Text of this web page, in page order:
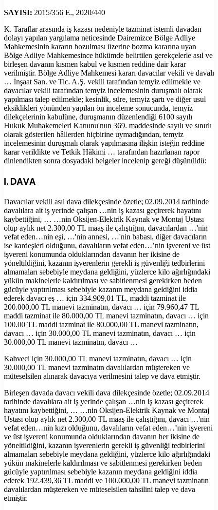
SAYISI: 2015/356 E., 2020/440
K. Taraflar arasında iş kazası nedeniyle tazminat istemli davadan
dolayı yapılan yargılama neticesinde Dairemizce Bölge Adliye
Mahkemesinin kararın bozulması üzerine bozma kararına uyan
Bölge Adliye Mahkemesince hükümde belirtilen gerekçelerle asıl ve
birleşen davanın kısmen kabul ve kısmen reddine dair karar
verilmiştir. Bölge Adliye Mahkemesi kararı davacılar vekili ve davalı
… İnşaat San. ve Tic. A.Ş. vekili tarafından temyiz edilmekle ve
davacılar vekili tarafından temyiz incelemesinin duruşmalı olarak
yapılması talep edilmekle; kesinlik, süre, temyiz şartı ve diğer usul
eksiklikleri yönünden yapılan ön inceleme sonucunda, temyiz
dilekçelerinin kabulüne, duruşmanın düzenlendiği 6100 sayılı
Hukuk Muhakemeleri Kanunu'nun 369. maddesinde sayılı ve sınırlı
olarak gösterilen hâllerden hiçbirine uymadığından, temyiz
incelemesinin duruşmalı olarak yapılmasına ilişkin isteğin reddine
karar verildikte ve Tetkik Hâkimi … tarafından hazırlanan rapor
dinlendikten sonra dosyadaki belgeler incelenip gereği düşünüldü:
I. DAVA
Davacılar vekili asıl dava dilekçesinde özetle; 02.09.2014 tarihinde
davalılara ait iş yerinde çalışan …nin iş kazası geçirerek hayatını
kaybettiğini, … …nin Oksijen-Elektrik Kaynak ve Montaj Ustası
olup aylık net 2.300,00 TL maaş ile çalıştığını, davacılardan …'nin
vefat eden…nin eşi, …'nin annesi, …'nin babası, diğer davacıların
ise kardeşleri olduğunu, davalıların vefat eden…’nin işvereni ve üst
işvereni konumunda olduklarından davanın her ikisine de
yöneltildiğini, kazanın işverenlerin gerekli iş güvenliği tedbirlerini
almamaları sebebiyle meydana geldiğini, yüzlerce kilo ağırlığındaki
yükün makinelerle kaldırılması ve sabitlenmesi gerekirken beden
gücüyle yaptırılması sebebiyle kazanın meydana geldiğini iddia
ederek davacı eş … için 334.909,01 TL, maddi tazminat ile
200.000,00 TL manevi tazminatın, davacı … için 79.960,47 TL
maddi tazminat ile 80.000,00 TL manevi tazminatın, davacı … için
100.00 TL maddi tazminat ile 80.000,00 TL manevi tazminatın,
davacı … için 30.000,00 TL manevi tazminatın, davacı … için
30.000,00 TL manevi tazminatın, davacı …
Kahveci için 30.000,00 TL manevi tazminatın, davacı … için
30.000,00 TL manevi tazminatın davalılardan müştereken ve
müteselsilen alınarak davacıya verilmesini talep ve dava etmiştir.
Birleşen davada davacı vekili dava dilekçesinde özetle; 02.09.2014
tarihinde davalılara ait iş yerinde çalışan …nin iş kazası geçirerek
hayatını kaybettiğini, … …nin Oksijen-Elektrik Kaynak ve Montaj
Ustası olup aylık net 2.300,00 TL maaş ile çalıştığını, davacı …'nin
vefat eden…nin kızı olduğunu, davalıların vefat eden…’nin işvereni
ve üst işvereni konumunda olduklarından davanın her ikisine de
yöneltildiğini, kazanın işverenlerin gerekli iş güvenliği tedbirlerini
almamaları sebebiyle meydana geldiğini, yüzlerce kilo ağırlığındaki
yükün makinelerle kaldırılması ve sabitlenmesi gerekirken beden
gücüyle yaptırılması sebebiyle kazanın meydana geldiğini iddia
ederek 192.439,36 TL maddi ve 100.000,00 TL manevi tazminatın
davalılardan müştereken ve müteselsilen tahsilini talep ve dava
etmiştir.